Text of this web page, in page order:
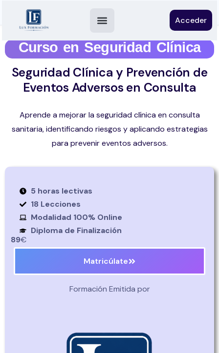
Acceder
Curso en Seguridad Clínica
Seguridad Clínica y Prevención de
Eventos Adversos en Consulta
Aprende a mejorar la seguridad clínica en consulta
sanitaria, identificando riesgos y aplicando estrategias
para prevenir eventos adversos.
5 horas lectivas
18 Lecciones
Modalidad 100% Online
Diploma de Finalización
89€
Matricúlate
Formación Emitida por